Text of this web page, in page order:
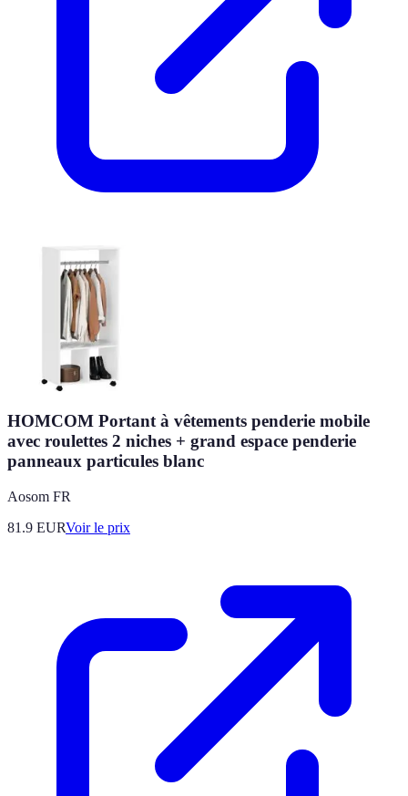
HOMCOM Portant à vêtements penderie mobile
avec roulettes 2 niches + grand espace penderie
panneaux particules blanc
Aosom FR
81.9 EURVoir le prix